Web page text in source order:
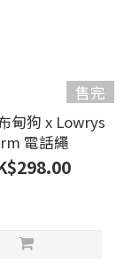
售完
甸狗 x Lowrys
電話繩